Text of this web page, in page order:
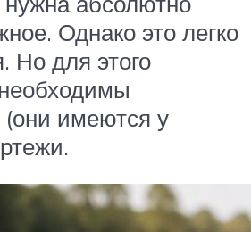
Однако это легко
Но для этого
имеются у